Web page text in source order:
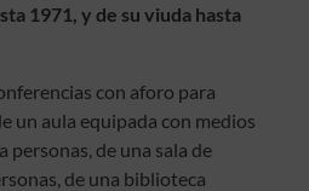
1971, y de su viuda hasta
con aforo para
un aula equipada con medios
de una sala de
de una biblioteca